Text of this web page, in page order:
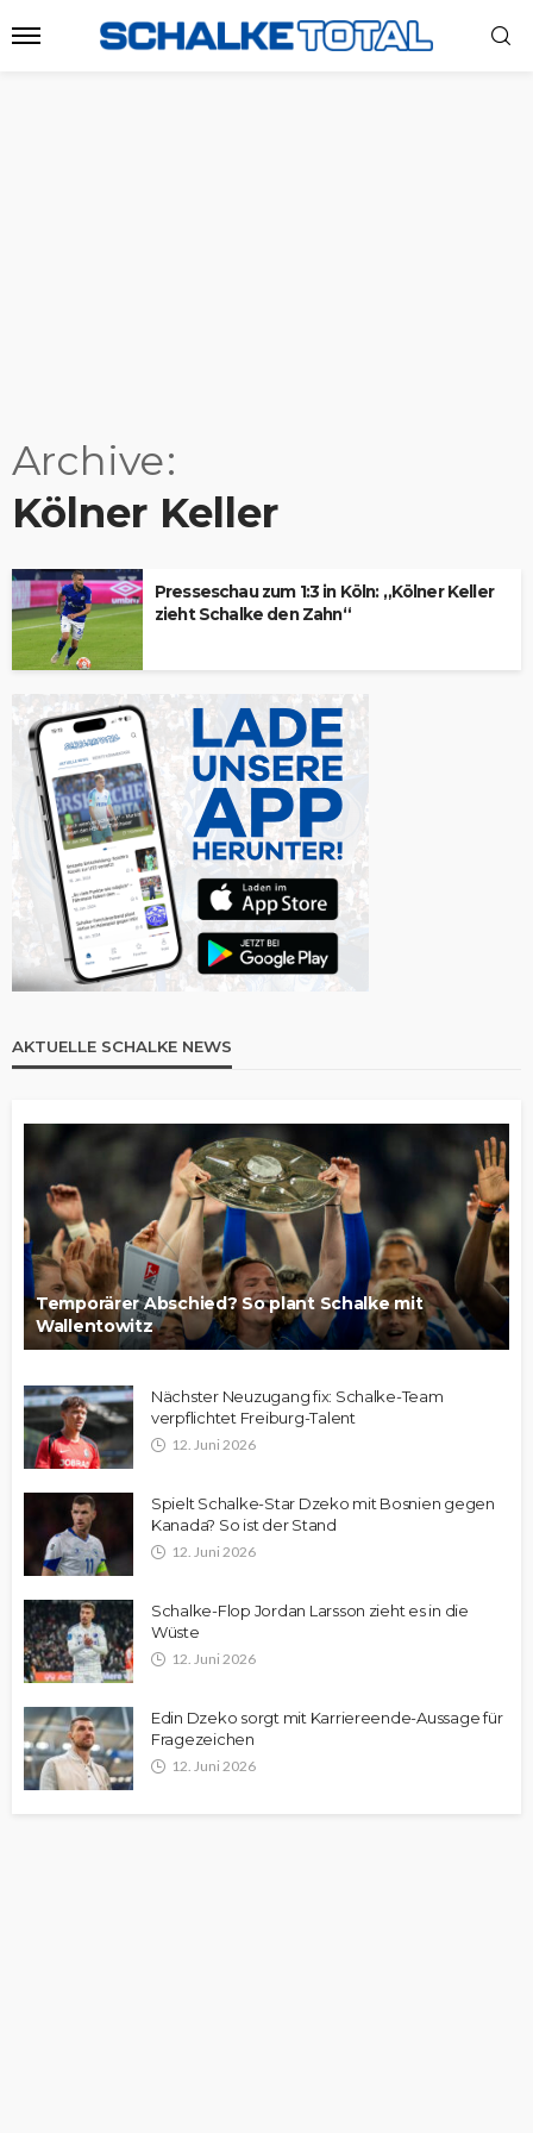
Archive
Kölner Keller
Presseschau zum 1:3 in Köln: „Kölner Keller
zieht Schalke den Zahn“
AKTUELLE SCHALKE NEWS
Temporärer Abschied? So plant Schalke mit
Wallentowitz
Nächster Neuzugang fix: Schalke-Team
verpflichtet Freiburg-Talent
12. Juni 2026
Spielt Schalke-Star Dzeko mit Bosnien gegen
Kanada? So ist der Stand
12. Juni 2026
Schalke-Flop Jordan Larsson zieht es in die
Wüste
12. Juni 2026
Edin Dzeko sorgt mit Karriereende-Aussage für
Fragezeichen
12. Juni 2026